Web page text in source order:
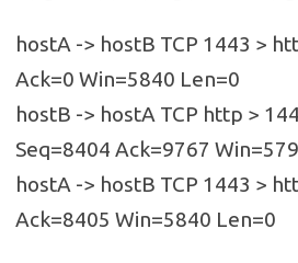
hostA -> hostB TCP 1443 >
Ack=0 Win=5840 Len=0
hostB -> hostA TCP http >
Seq=8404 Ack=9767
hostA -> hostB TCP 1443 >
Ack=8405 Win=5840 Len=0